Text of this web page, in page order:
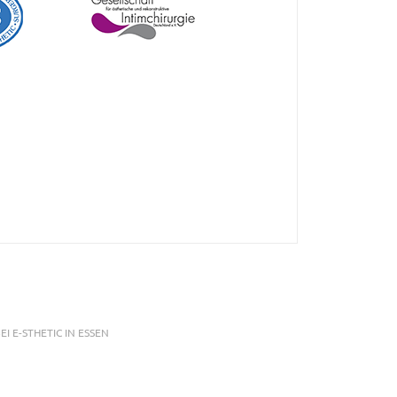
STHETIC IN ESSEN